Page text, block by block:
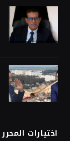
اختيارات المحرر